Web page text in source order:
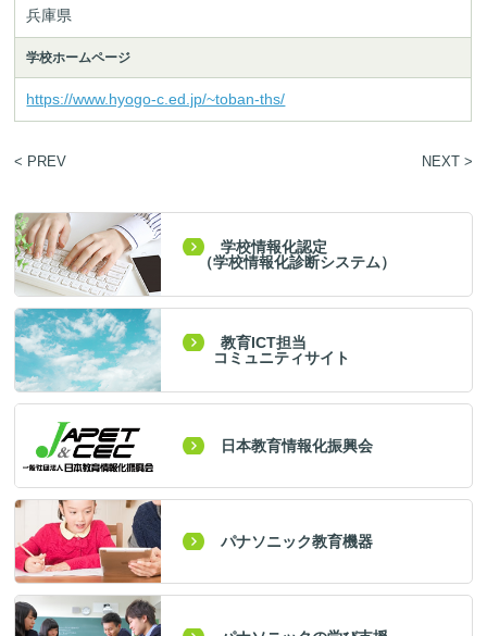
兵庫県
学校ホームページ
https://www.hyogo-c.ed.jp/~toban-ths/
< PREV NEXT >
学校情報化認定
（学校情報化診断システム）
教育ICT担当
コミュニティサイト
日本教育情報化振興会
パナソニック教育機器